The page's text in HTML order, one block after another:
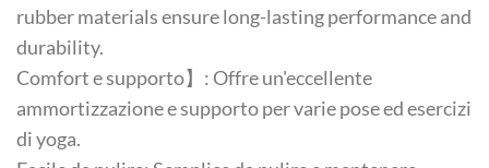
rubber materials ensure long-lasting performance and
durability.
Comfort e supporto】: Offre un'eccellente
ammortizzazione e supporto per varie pose ed esercizi
di yoga.